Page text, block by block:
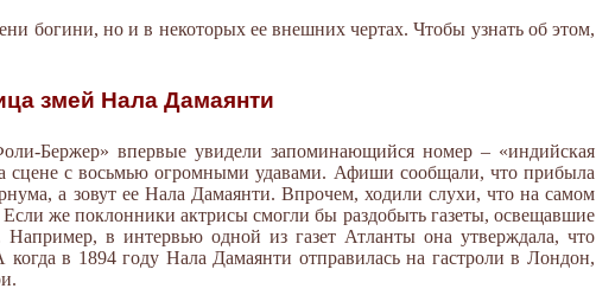
богини, но и в некоторых ее внешних чертах. Чтобы узнать об этом,
змей Нала Дамаянти
Бержер» впервые увидели запоминающийся номер – «индийская
сцене с восьмью огромными удавами. Афиши сообщали, что прибыла
а зовут ее Нала Дамаянти. Впрочем, ходили слухи, что на самом
же поклонники актрисы смогли бы раздобыть газеты, освещавшие
в интервью одной из газет Атланты она утверждала, что
в 1894 году Нала Дамаянти отправилась на гастроли в Лондон,